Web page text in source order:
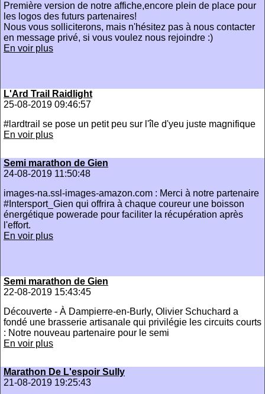
Première version de notre affiche,encore plein de place pour
les logos des futurs partenaires!
Nous vous solliciterons, mais n'hésitez pas à nous contacter
en message privé, si vous voulez nous rejoindre :)
En voir plus
L'Ard Trail Raidlight
25-08-2019 09:46:57
#lardtrail se pose un petit peu sur l'île d'yeu juste magnifique
En voir plus
Semi marathon de Gien
24-08-2019 11:50:48
images-na.ssl-images-amazon.com : Merci à notre partenaire
#Intersport_Gien qui offrira à chaque coureur une boisson
énergétique powerade pour faciliter la récupération après
l'effort.
En voir plus
Semi marathon de Gien
22-08-2019 15:43:45
Découverte - À Dampierre-en-Burly, Olivier Schuchard a
fondé une brasserie artisanale qui privilégie les circuits courts
: Notre nouveau partenaire pour le semi
En voir plus
Marathon De L'espoir Sully
21-08-2019 19:25:43